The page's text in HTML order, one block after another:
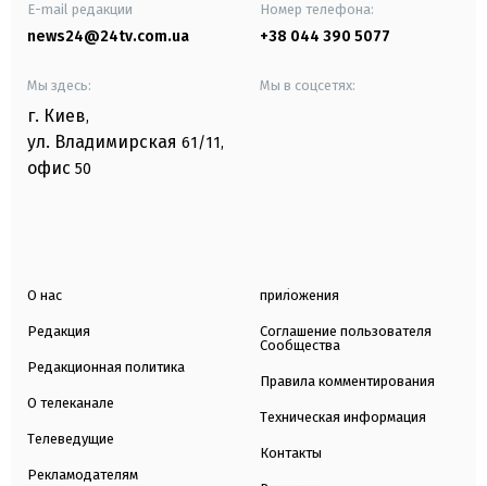
E-mail редакции
news24@24tv.com.ua
Номер телефона:
+38 044 390 5077
Мы здесь:
г. Киев,
ул. Владимирская 61/11,
офис 50
Мы в соцсетях:
О нас
Редакция
Редакционная политика
О телеканале
Телеведущие
Рекламодателям
приложения
Соглашение пользователя
Сообщества
Правила комментирования
Техническая информация
Контакты